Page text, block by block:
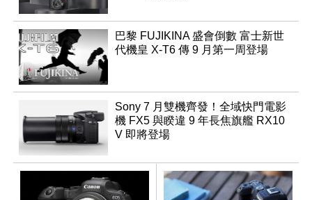
巴黎 FUJIKINA 盛會倒數 富士新世
代機皇 X-T6 傳 9 月第一周登場
Sony 7 月雙機齊發！全域快門電影
機 FX5 與睽違 9 年長焦旗艦 RX10
V 即將登場